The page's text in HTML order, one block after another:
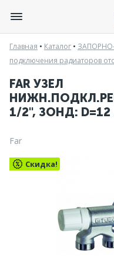
Главная • Каталог •
подключения радиаторов
FAR УЗЕЛ
1/2", ЗОНД:
Far
Скидка!